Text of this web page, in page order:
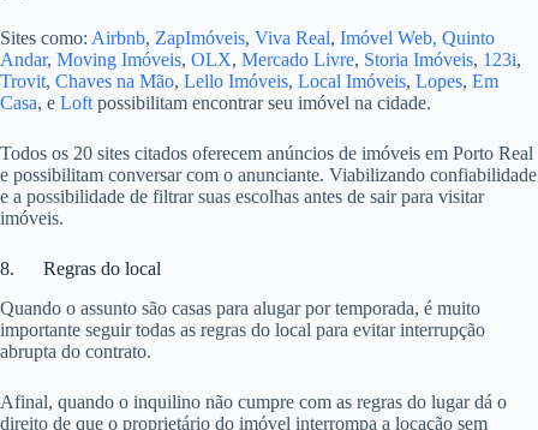
Sites como: Airbnb, ZapImóveis, Viva Real, Imóvel Web, Quinto
Andar, Moving Imóveis, OLX, Mercado Livre, Storia Imóveis, 123i,
Trovit, Chaves na Mão, Lello Imóveis, Local Imóveis, Lopes, Em
Casa, e Loft possibilitam encontrar seu imóvel na cidade.
Todos os 20 sites citados oferecem anúncios de imóveis em Porto Real
e possibilitam conversar com o anunciante. Viabilizando confiabilidade
e a possibilidade de filtrar suas escolhas antes de sair para visitar
imóveis.
8. Regras do local
Quando o assunto são casas para alugar por temporada, é muito
importante seguir todas as regras do local para evitar interrupção
abrupta do contrato.
Afinal, quando o inquilino não cumpre com as regras do lugar dá o
direito de que o proprietário do imóvel interrompa a locação sem